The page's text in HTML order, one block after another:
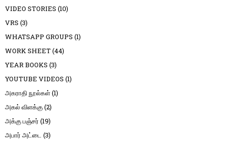
VIDEO STORIES (10)
VRS (3)
WHATSAPP GROUPS (1)
WORK SHEET(44)
YEAR BOOKS (3)
YOUTUBE VIDEOS (1)
அகராதி நூல்கள்(1)
அகல் விளக்கு(2)
அக்கு பஞ்சர் (19)
அபார் அட்டை (3)